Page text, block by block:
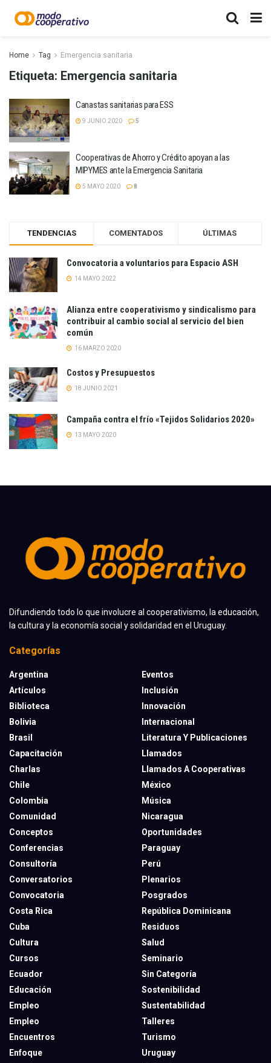
Home Tag Emergencia sanitaria
Etiqueta: Emergencia sanitaria
Canastas sanitarias para ESS
9 JUNIO 2020 5
Cooperativas de Ahorro y Crédito apoyan a las
MIPYMES ante la Emergencia Sanitaria
5 MAYO 2020 8
TENDENCIAS COMENTADOS ÚLTIMAS
Convocatoria a voluntarios para Espacio ASH
14 MAYO 2022
Alianza entre cooperativismo y sindicalismo para
contribuir al cambio social al servicio del bien
común
16 MARZO 2020
Costos y Presupuestos
18 JUNIO 2021
Campaña contra el frío «Tejidos Solidarios 2020»
13 MAYO 2020
Difundiendo todo lo que involucre al cooperativismo, la educación,
la cultura y la economía social y solidaridad en el Uruguay.
Categorías
Argentina
Artículos
Biblioteca
Bolivia
Brasil
Capacitación
Charlas
Chile
Colombia
Comunidad
Conceptos
Conferencias
Consultoría
Conversatorios
Convocatoria
Costa Rica
Cuba
Cultura
Cursos
Ecuador
Educación
Empleo
Empleo
Encuentros
Enfoque
Eventos
Inclusión
Innovación
Internacional
Literatura Y Publicaciones
Llamados
Llamados A Cooperativas
México
Música
Nicaragua
Oportunidades
Paraguay
Perú
Plenarios
Posgrados
República Dominicana
Residuos
Salud
Seminario
Sin Categoría
Sostenibilidad
Sustentabilidad
Talleres
Turismo
Uruguay